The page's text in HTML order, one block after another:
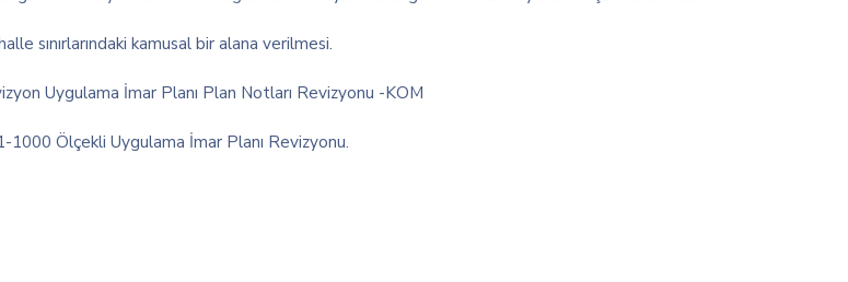
sınırlarındaki kamusal bir alana verilmesi.
Uygulama İmar Planı Plan Notları Revizyonu -KOM
Ölçekli Uygulama İmar Planı Revizyonu.